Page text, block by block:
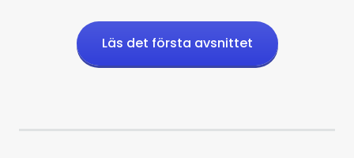
Läs det första avsnittet